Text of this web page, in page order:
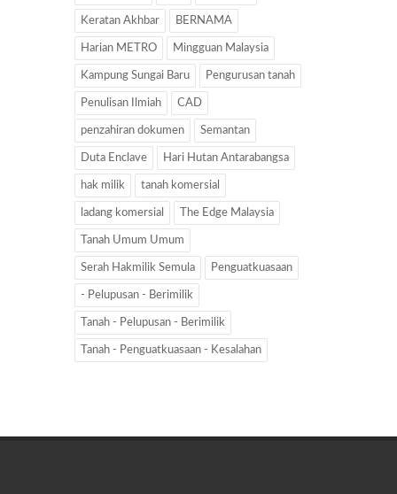
Keratan Akhbar BERNAMA
Harian METRO Mingguan Malaysia
Kampung Sungai Baru Pengurusan tanah
Penulisan Ilmiah CAD
penzahiran dokumen Semantan
Duta Enclave Hari Hutan Antarabangsa
hak milik tanah komersial
ladang komersial The Edge Malaysia
Tanah Umum Umum
Serah Hakmilik Semula Penguatkuasaan
- Pelupusan - Berimilik
Tanah - Pelupusan - Berimilik
Tanah - Penguatkuasaan - Kesalahan